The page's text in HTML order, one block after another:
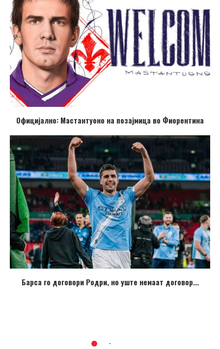
Официјално: Мастантуоно на позајмица во Фиорентина
Барса го договори Родри, но уште немаат договор...